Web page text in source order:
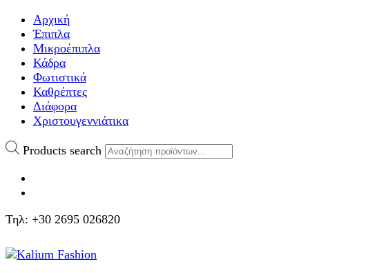
Αρχική
Έπιπλα
Μικροέπιπλα
Κάδρα
Φωτιστικά
Καθρέπτες
Διάφορα
Χριστουγεννιάτικα
Products search
Τηλ: +30 2695 026820